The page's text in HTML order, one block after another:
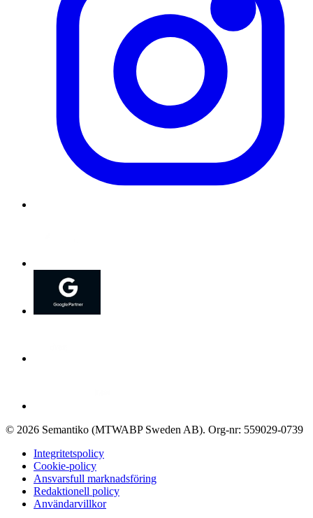
© 2026 Semantiko (MTWABP Sweden AB). Org-nr: 559029-0739
Integritetspolicy
Cookie-policy
Ansvarsfull marknadsföring
Redaktionell policy
Användarvillkor